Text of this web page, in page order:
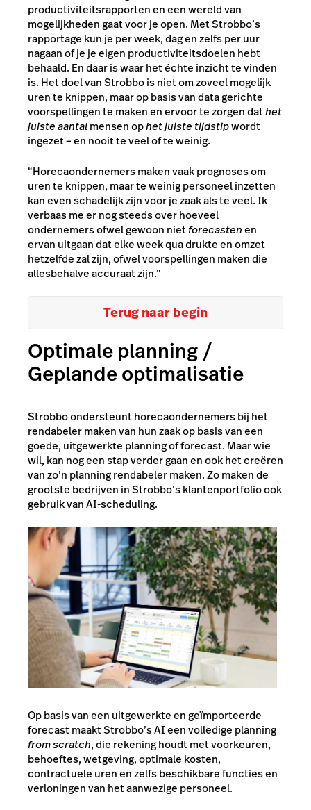
productiviteitsrapporten en een wereld van
mogelijkheden gaat voor je open. Met Strobbo’s
rapportage kun je per week, dag en zelfs per uur
nagaan of je je eigen productiviteitsdoelen hebt
behaald. En daar is waar het échte inzicht te vinden
is. Het doel van Strobbo is niet om zoveel mogelijk
uren te knippen, maar op basis van data gerichte
voorspellingen te maken en ervoor te zorgen dathet
juiste aantalmensen ophet juiste tijdstipwordt
ingezet – en nooit te veel of te weinig.
“Horecaondernemers maken vaak prognoses om
uren te knippen, maar te weinig personeel inzetten
kan even schadelijk zijn voor je zaak als te veel. Ik
verbaas me er nog steeds over hoeveel
ondernemers ofwel gewoon nietforecastenen
ervan uitgaan dat elke week qua drukte en omzet
hetzelfde zal zijn, ofwel voorspellingen maken die
allesbehalve accuraat zijn.”
Terug naar begin
Optimale planning /
Geplande optimalisatie
Strobbo ondersteunt horecaondernemers bij het
rendabeler maken van hun zaak op basis van een
goede, uitgewerkte planning of forecast. Maar wie
wil, kan nog een stap verder gaan en ook het creëren
van zo’n planning rendabeler maken. Zo maken de
grootste bedrijven in Strobbo’s klantenportfolio ook
gebruik van AI-scheduling.
Op basis van een uitgewerkte en geïmporteerde
forecast maakt Strobbo’s AI een volledige planning
from scratch, die rekening houdt met voorkeuren,
behoeftes, wetgeving, optimale kosten,
contractuele uren en zelfs beschikbare functies en
verloningen van het aanwezige personeel.